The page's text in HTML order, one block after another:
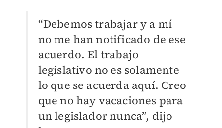
“Debemos trabajar y a mí
no me han notificado de ese
acuerdo. El trabajo
legislativo no es solamente
lo que se acuerda aquí. Creo
que no hay vacaciones para
un legislador nunca”, dijo